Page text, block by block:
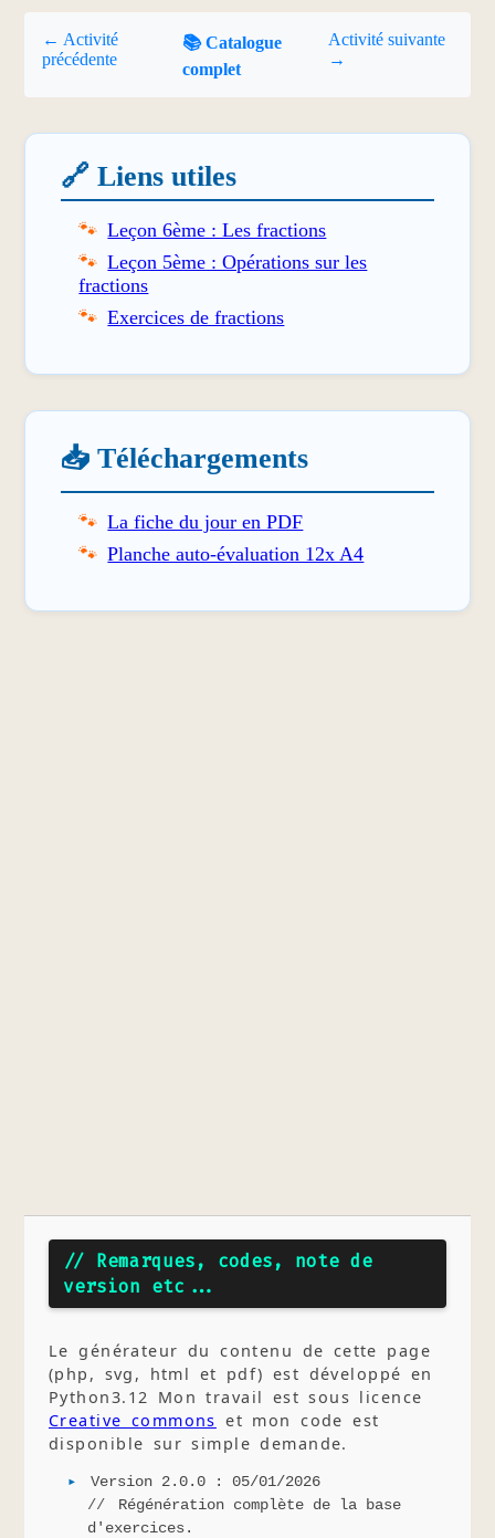
← Activité
précédente
📚 Catalogue
complet
Activité suivante
→
🔗 Liens utiles
Leçon 6ème : Les fractions
Leçon 5ème : Opérations sur les
fractions
Exercices de fractions
📥 Téléchargements
La fiche du jour en PDF
Planche auto-évaluation 12x A4
// Remarques, codes, note de
version etc...
Le générateur du contenu de cette page
(php, svg, html et pdf) est développé en
Python3.12 Mon travail est sous licence
Creative commons et mon code est
disponible sur simple demande.
Version 2.0.0 : 05/01/2026
Régénération complète de la base
d'exercices.